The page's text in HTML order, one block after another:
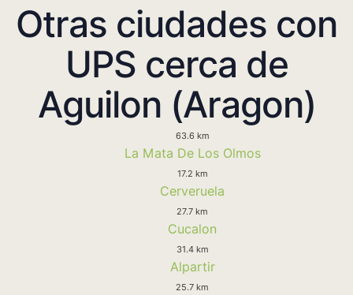
Otras ciudades con
UPS cerca de
Aguilon (Aragon)
63.6 km
La Mata De Los Olmos
17.2 km
Cerveruela
27.7 km
Cucalon
31.4 km
Alpartir
25.7 km